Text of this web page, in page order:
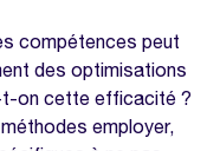
compétences peut
des optimisations
t-on cette efficacité ?
employer,